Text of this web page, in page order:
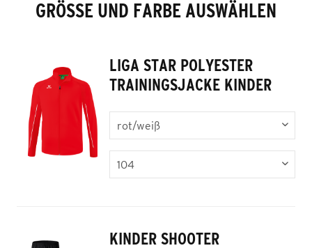
GRÖSSE UND FARBE AUSWÄHLEN
LIGA STAR POLYESTER
TRAININGSJACKE KINDER
KINDER SHOOTER